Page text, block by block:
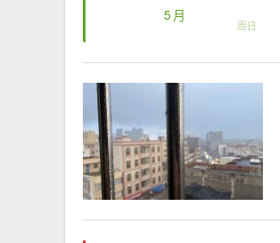
5月
周日